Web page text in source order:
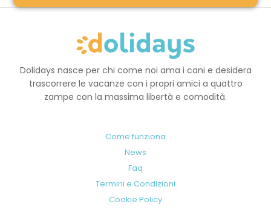
Dolidays nasce per chi come noi ama i cani e desidera
trascorrere le vacanze con i propri amici a quattro
zampe con la massima libertà e comodità.
Come funziona
News
Faq
Termini e Condizioni
Cookie Policy